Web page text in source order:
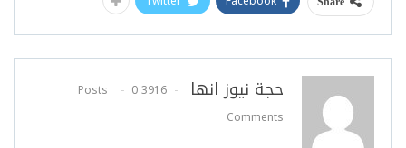
حجة نيوز انها 3916 Posts
0
Comments